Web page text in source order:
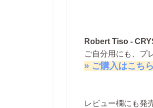
Robert Tiso -
ご自分用にも、プ
» ご購入はこち
レビュー欄にも発